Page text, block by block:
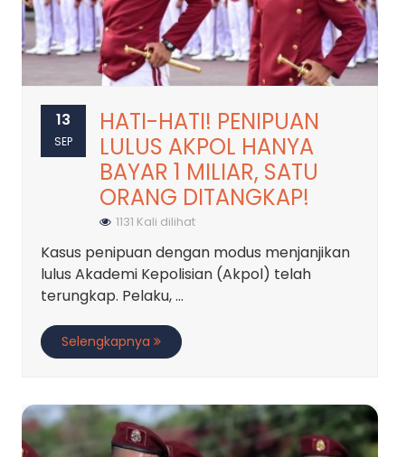
13
SEP
HATI-HATI! PENIPUAN
LULUS AKPOL HANYA
BAYAR 1 MILIAR, SATU
ORANG DITANGKAP!
1131 Kali dilihat
Kasus penipuan dengan modus menjanjikan
lulus Akademi Kepolisian (Akpol) telah
terungkap. Pelaku, ...
Selengkapnya